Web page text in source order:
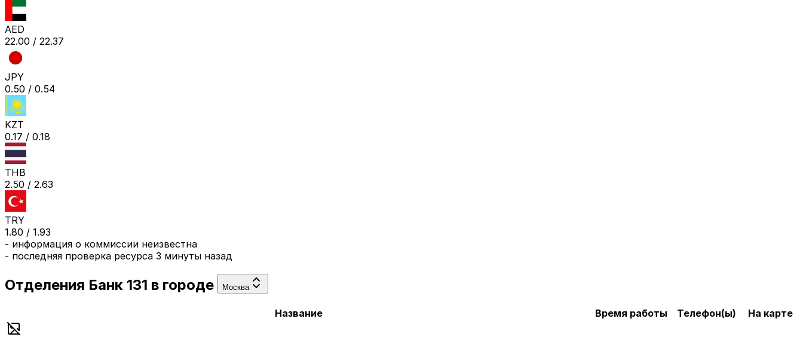
AED
22.00 / 22.37
JPY
0.50 / 0.54
KZT
0.17 / 0.18
THB
2.50 / 2.63
TRY
1.80 / 1.93
- информация о коммиссии неизвестна
- последняя проверка ресурса 3 минуты назад
Отделения Банк 131 в городе Москва
Название Время работы Телефон(ы) На карте